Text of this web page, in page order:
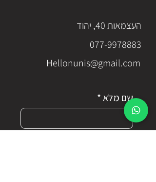
העצמאות 40, יהוד
077-9978883
Hellonunis@gmail.com
שם מלא*
טלפון*